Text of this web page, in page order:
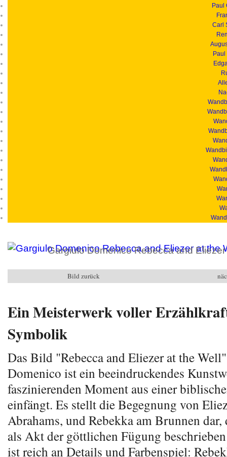
Paul
Carl
Gargiulo Domenico Rebecca and
Bild zurück
Ein Meisterwerk voller
Symbolik
Das Bild "Rebecca and Eliezer at the
Domenico ist ein beeindruckendes
faszinierenden Moment aus einer
einfängt. Es stellt die Begegnung von
Abrahams, und Rebekka am Brunnen
als Akt der göttlichen Fügung
ist reich an Details und Farbenspiel: